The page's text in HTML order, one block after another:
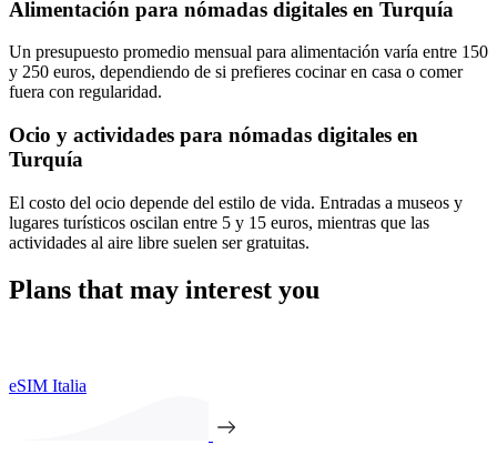
Alimentación para nómadas digitales en Turquía
Un presupuesto promedio mensual para alimentación varía entre 150
y 250 euros, dependiendo de si prefieres cocinar en casa o comer
fuera con regularidad.
Ocio y actividades para nómadas digitales en
Turquía
El costo del ocio depende del estilo de vida. Entradas a museos y
lugares turísticos oscilan entre 5 y 15 euros, mientras que las
actividades al aire libre suelen ser gratuitas.
Plans that may interest you
eSIM Italia